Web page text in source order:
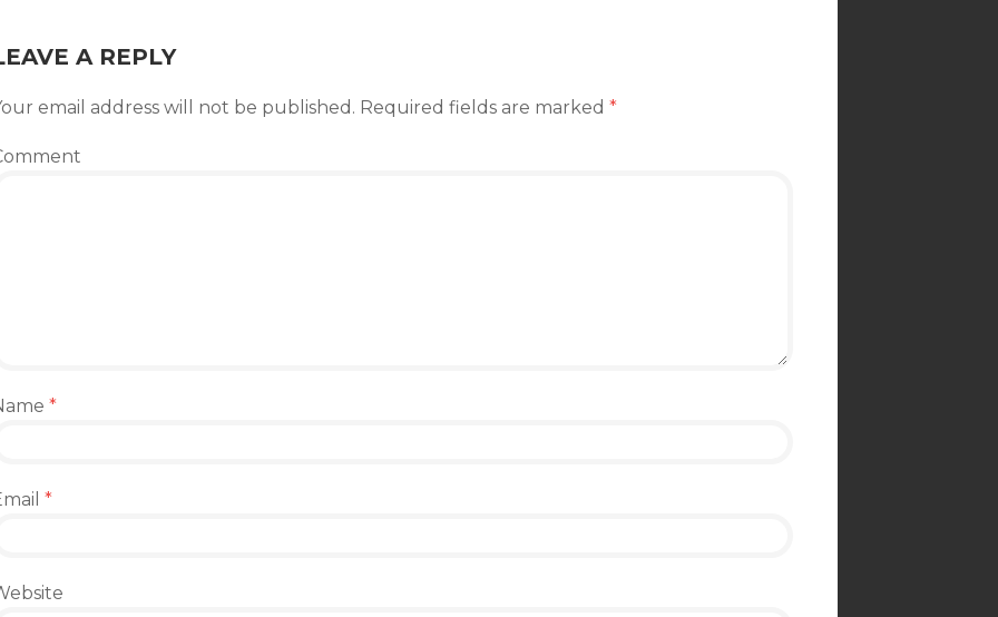
A REPLY
email address will not be published. Required fields are marked *
*
*